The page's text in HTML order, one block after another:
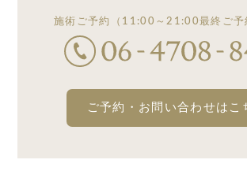
施術ご予約 （11:00～21:00最終ご
ご予約・お問い合わせはこ